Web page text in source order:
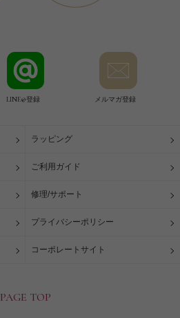
LINE@登録 メルマガ登録
ラッピング
ご利用ガイド
修理/サポート
プライバシーポリシー
コーポレートサイト
PAGE TOP